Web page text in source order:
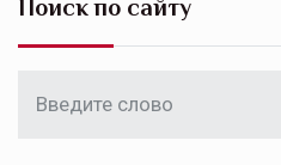
Поиск по сайту